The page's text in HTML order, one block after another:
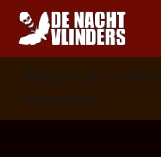
Volg ons op: 📣 RSS
Nieuwsbrief